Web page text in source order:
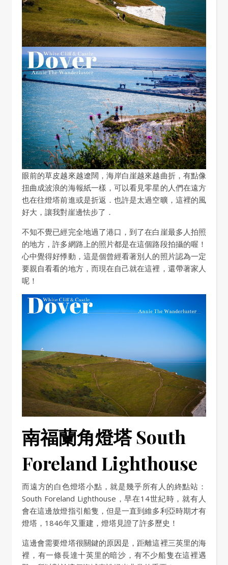
眼前的草皮越來越遼闊，海岸白崖越來越曲折，有點像
扭曲成波浪的海報紙一樣，可以看見零星的人們在遠方
也在往燈塔前進或是折返．也許是太過空曠，這裡的風
好大，讓我對崖邊怯步了．
不知不覺已經完全地過了港口，到了在白崖最多人拍照
的地方，許多網路上的照片都是在這個路段拍攝的喔！
心中覺得好悸動，這是個曾經看著別人的照片認為一定
要親自看看的地方，而現在自己就在這裡，還帶著家人
呢！
南福蘭角燈塔 South
Foreland Lighthouse
而遠方的白色燈塔小點，就是幾乎所有人的終點站：
South Foreland Lighthouse，早在14世紀時，就有人
會在這邊放燈指引船隻，但是一直到維多利亞時期才有
燈塔，1846年又重建，燈塔見證了許多歷史！
這邊會需要燈塔很關鍵的原因是，距離這裡三英里的海
裡，有一條長達十英里的暗沙，有不少船隻在這裡遇